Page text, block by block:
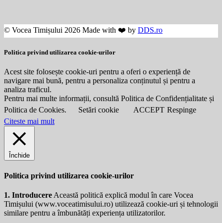
© Vocea Timișului 2026 Made with ❤️ by DDS.ro
Politica privind utilizarea cookie-urilor
Acest site folosește cookie-uri pentru a oferi o experiență de
navigare mai bună, pentru a personaliza conținutul și pentru a
analiza traficul.
Pentru mai multe informații, consultă Politica de Confidențialitate și
Politica de Cookies.
Setări cookie ACCEPT Respinge
Citeste mai mult
Închide
Politica privind utilizarea cookie-urilor
1. Introducere Această politică explică modul în care Vocea
Timișului (www.voceatimisului.ro) utilizează cookie-uri și tehnologii
similare pentru a îmbunătăți experiența utilizatorilor.